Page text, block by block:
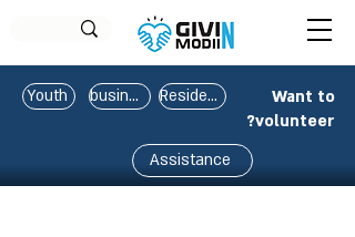
Youth business Residents
Want to
volunteer?
Assistance